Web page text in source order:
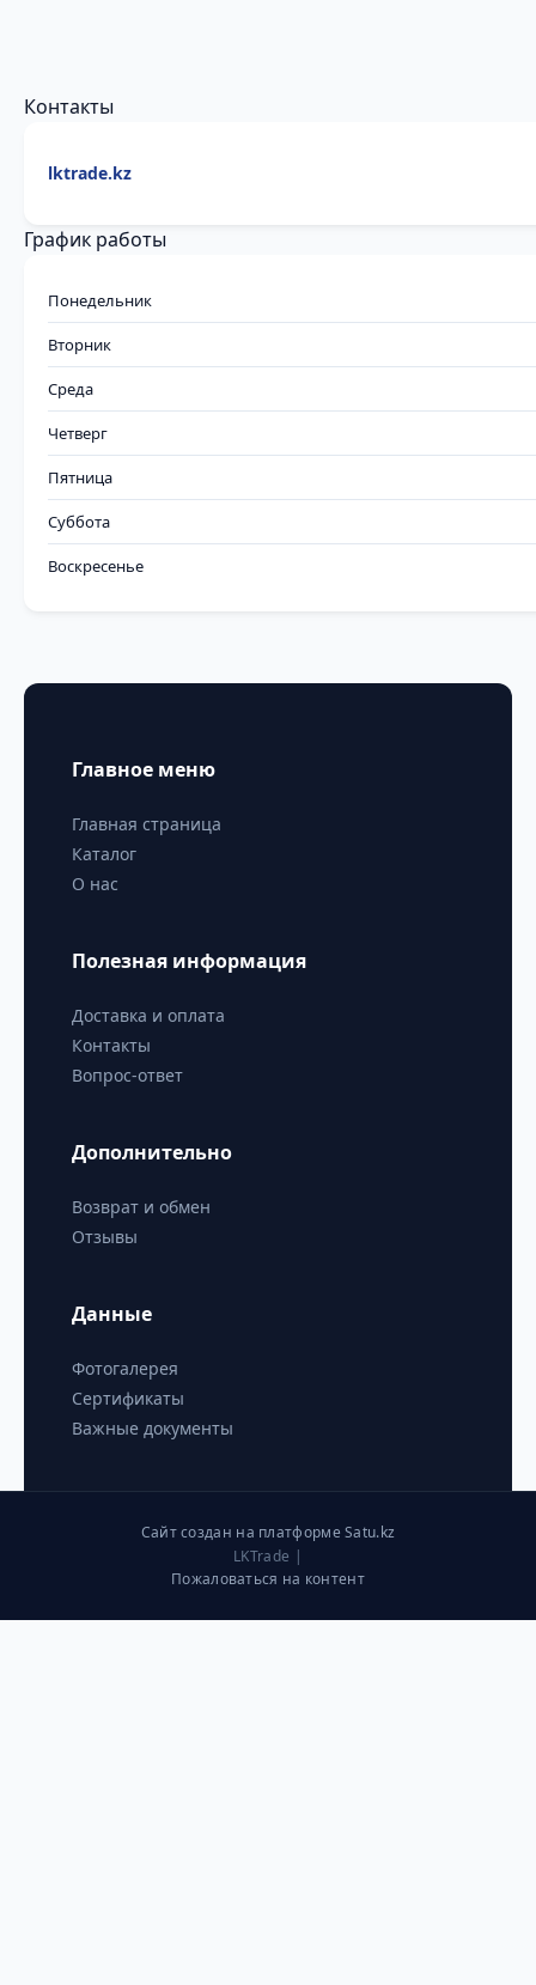
Контакты
lktrade.kz
График работы
Понедельник
Вторник
Среда
Четверг
Пятница
Суббота
Воскресенье
Главное меню
Главная страница
Каталог
О нас
Полезная информация
Доставка и оплата
Контакты
Вопрос-ответ
Дополнительно
Возврат и обмен
Отзывы
Данные
Фотогалерея
Сертификаты
Важные документы
Сайт создан на платформе Satu.kz
LKTrade |
Пожаловаться на контент